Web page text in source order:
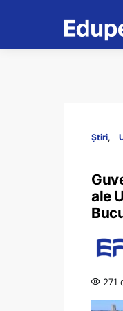
Știri
ale
271